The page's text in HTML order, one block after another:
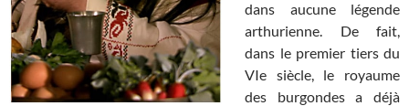
dans aucune légende
arthurienne. De fait,
dans le premier tiers du
VIe siècle, le royaume
des burgondes a déjà